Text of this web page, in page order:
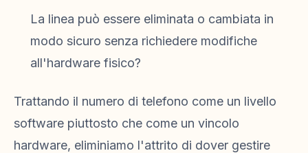
La linea può essere eliminata o cambiata in
modo sicuro senza richiedere modifiche
all'hardware fisico?
Trattando il numero di telefono come un livello
software piuttosto che come un vincolo
hardware, eliminiamo l'attrito di dover gestire